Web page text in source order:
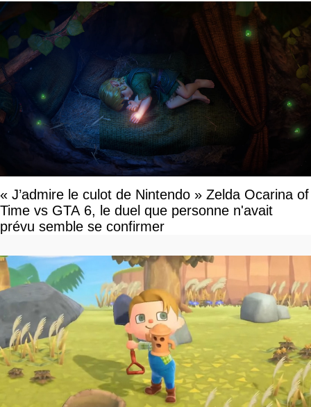
« J’admire le culot de Nintendo » Zelda Ocarina of
Time vs GTA 6, le duel que personne n'avait
prévu semble se confirmer